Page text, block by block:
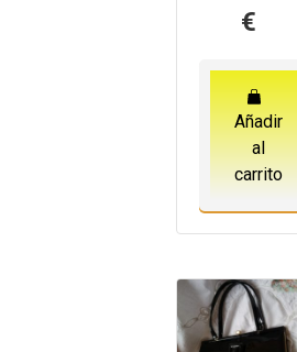
€
Añadir
al
carrito